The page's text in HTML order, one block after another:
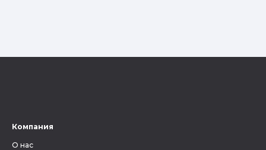
Компания
О нас